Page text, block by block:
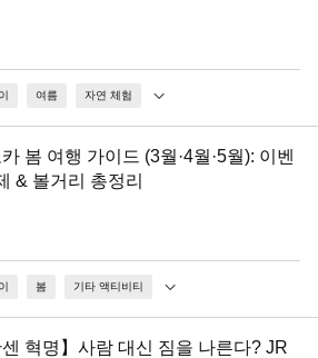
여름 자연 체험
봄 여행 가이드 (3월·4월·5월): 이벤
& 볼거리 총정리
봄 기타 액티비티
센 혁명】사람 대신 짐을 나른다? JR